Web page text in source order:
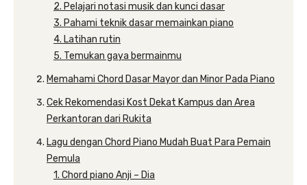
2. Pelajari notasi musik dan kunci dasar
3. Pahami teknik dasar memainkan piano
4. Latihan rutin
5. Temukan gaya bermainmu
Memahami Chord Dasar Mayor dan Minor Pada Piano
Cek Rekomendasi Kost Dekat Kampus dan Area
Perkantoran dari Rukita
Lagu dengan Chord Piano Mudah Buat Para Pemain
Pemula
1. Chord piano Anji – Dia